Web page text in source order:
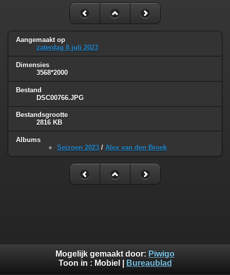
Aangemaakt op
zaterdag 8 juli 2023
Dimensies
3568*2000
Bestand
DSC00766.JPG
Bestandsgrootte
2816 KB
Albums
Seizoen 2023 / Alex van den Broek
Mogelijk gemaakt door: Piwigo
Toon in : Mobiel Bureaublad